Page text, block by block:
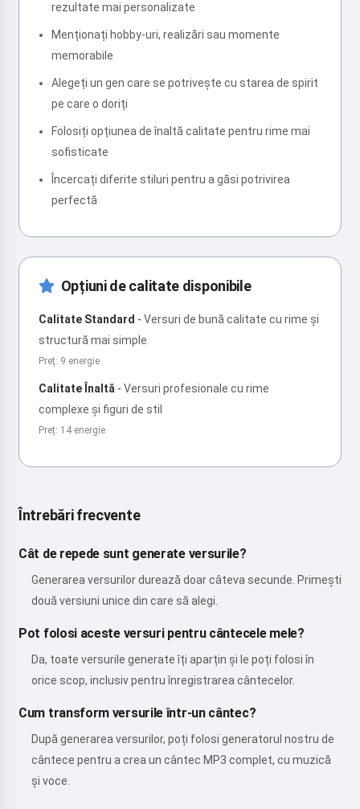
rezultate mai personalizate
Menționați hobby-uri, realizări sau momente
memorabile
Alegeți un gen care se potrivește cu starea de spirit
pe care o doriți
Folosiți opțiunea de înaltă calitate pentru rime mai
sofisticate
Încercați diferite stiluri pentru a găsi potrivirea
perfectă
Opțiuni de calitate disponibile
Calitate Standard - Versuri de bună calitate cu rime și
structură mai simple
Preț: 9 energie
Calitate Înaltă - Versuri profesionale cu rime
complexe și figuri de stil
Preț: 14 energie
Întrebări frecvente
Cât de repede sunt generate versurile?
Generarea versurilor durează doar câteva secunde. Primești
două versiuni unice din care să alegi.
Pot folosi aceste versuri pentru cântecele mele?
Da, toate versurile generate îți aparțin și le poți folosi în
orice scop, inclusiv pentru înregistrarea cântecelor.
Cum transform versurile într-un cântec?
După generarea versurilor, poți folosi generatorul nostru de
cântece pentru a crea un cântec MP3 complet, cu muzică
și voce.